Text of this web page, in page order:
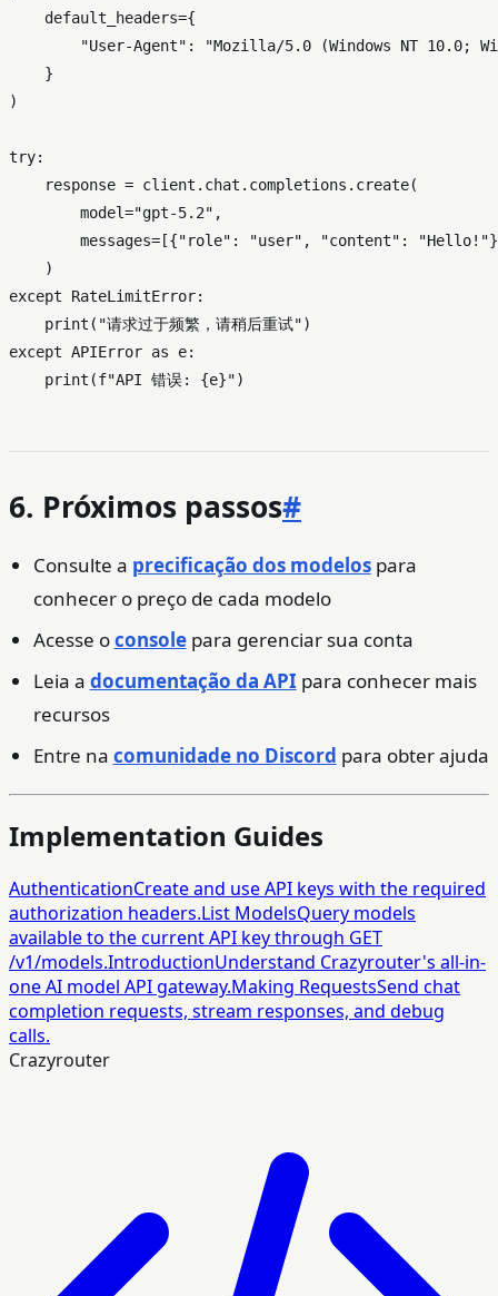
    default_headers={
"User-Agent" :
"Mozilla/5.0 (Windows NT 10.0;
    }
)
try:
    response = client.chat.completions.create(
        model=
"gpt-5.2" ,
        messages=[{
"role" : "user" , "content" : "Hello!"
except RateLimitError:
print ( "请求过于频繁，请稍后重试"
except APIError as e:
print (f"API 错误: {e}"
6. Próximos passos#
Consulte a precificação dos modelospara
conhecer o preço de cada modelo
Acesse oconsolepara gerenciar sua conta
Leia a documentação da API para conhecer mais
recursos
Entre na comunidade no Discord para obter ajuda
Implementation Guides
AuthenticationCreate and use API keys with the required
authorization headers.List ModelsQuery models
available to the current API key through GET
/v1/models.IntroductionUnderstand Crazyrouter's all-in-
one AI model API gateway.Making RequestsSend chat
completion requests, stream responses, and debug
calls.
Crazyrouter